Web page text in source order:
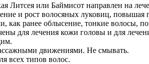
Литсея или Баймисот направлен на
и рост волосяных луковиц, повышая
ранее облысение, тонкие волосы,
для лечения кожи головы и для
движениями. Не смывать.
всех типов волос.